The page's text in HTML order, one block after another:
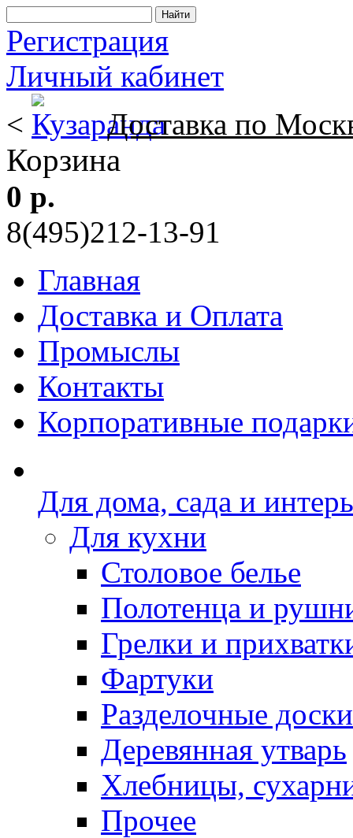
Регистрация
Личный кабинет
<
Доставка по
Корзина
0 р.
8(495)212-13-91
Главная
Доставка и Оплата
Промыслы
Контакты
Корпоративные
Для дома, сада и
Для кухни
Столовое белье
Полотенца и
Грелки и
Фартуки
Разделочные доски
Деревянная утварь
Хлебницы,
Прочее